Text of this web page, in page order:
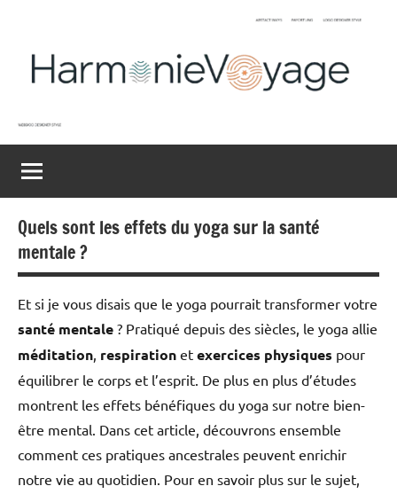
Harmonievoyage
du
monde
Quels sont les effets du yoga sur la santé
mentale ?
Et si je vous disais que le yoga pourrait transformer votre
santé mentale ? Pratiqué depuis des siècles, le yoga allie
méditation, respiration et exercices physiques pour
équilibrer le corps et l’esprit. De plus en plus d’études
montrent les effets bénéfiques du yoga sur notre bien-
être mental. Dans cet article, découvrons ensemble
comment ces pratiques ancestrales peuvent enrichir
notre vie au quotidien. Pour en savoir plus sur le sujet,